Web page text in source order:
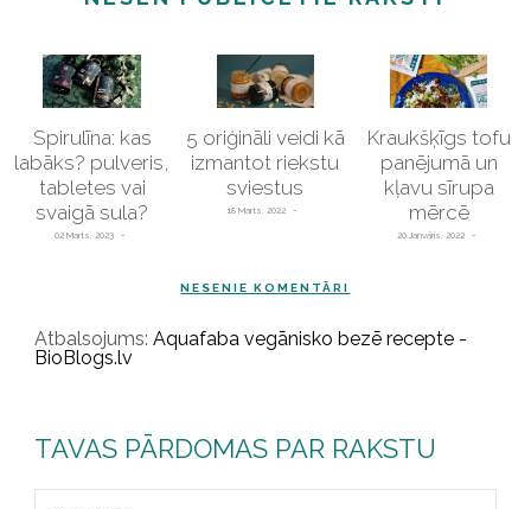
Spirulīna: kas
labāks? pulveris,
tabletes vai
svaigā sula?
02 Marts, 2023
5 oriģināli veidi kā
izmantot riekstu
sviestus
18 Marts, 2022
Kraukšķīgs tofu
panējumā un
kļavu sīrupa
mērcē
20 Janvāris, 2022
NESENIE KOMENTĀRI
Atbalsojums: Aquafaba vegānisko bezē recepte -
BioBlogs.lv
TAVAS PĀRDOMAS PAR RAKSTU